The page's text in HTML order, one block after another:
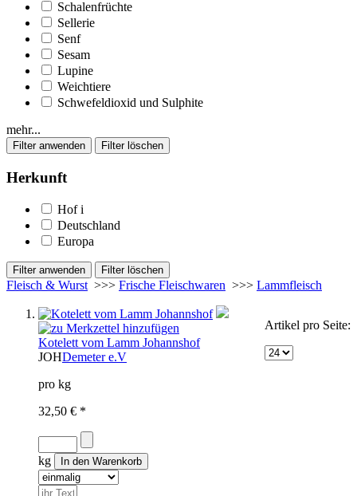
Schalenfrüchte
Sellerie
Senf
Sesam
Lupine
Weichtiere
Schwefeldioxid und Sulphite
mehr...
Herkunft
Hof i
Deutschland
Europa
Fleisch & Wurst >>> Frische Fleischwaren >>> Lammfleisch
Artikel pro Seite:
Kotelett vom Lamm Johannshof
JOHDemeter e.V
pro kg
32,50 € *
kg